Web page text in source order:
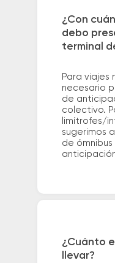
¿Con
debo
terminal
Para viajes
necesario
de
colectivo.
limítrofes/
sugerimos
de
¿Cuánto
llevar?